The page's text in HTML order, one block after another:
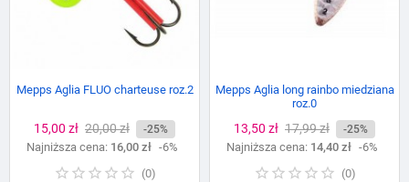
Mepps Aglia FLUO charteuse roz.2
Cena
15,00 zł Cena
podstawowa
20,00 zł -25%
Najniższa cena: 16,00 zł -6%
(0)
Mepps Aglia long rainbo miedziana
roz.0
Cena
13,50 zł Cena
podstawowa
17,99 zł -25%
Najniższa cena: 14,40 zł -6%
(0)